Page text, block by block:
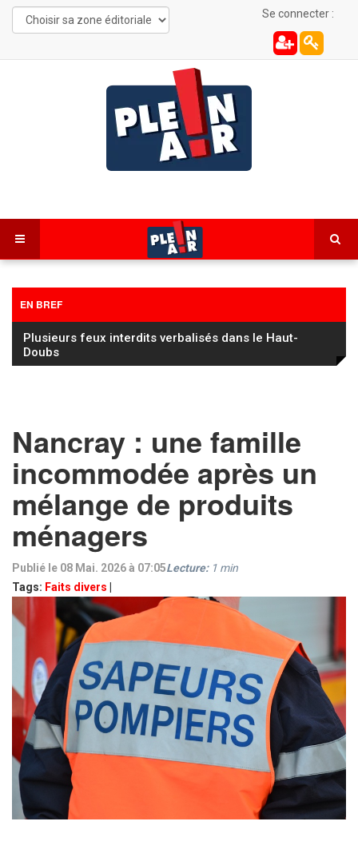
Se connecter :
EN BREF
Les Combes : une automobiliste de 22 ans
désincarcérée
Nancray : une famille
incommodée après un
mélange de produits
ménagers
Publié le 08 Mai. 2026 à 07:05
Tags: Faits divers
Lecture: 1 min